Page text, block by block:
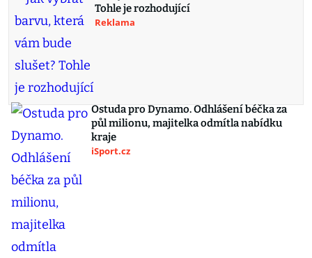
Tohle je rozhodující
Reklama
Ostuda pro Dynamo. Odhlášení béčka za
půl milionu, majitelka odmítla nabídku
kraje
iSport.cz